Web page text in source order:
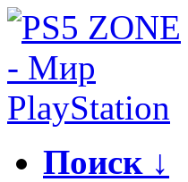
Поиск ↓